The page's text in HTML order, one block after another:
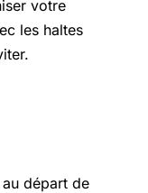
votre
les haltes
départ de